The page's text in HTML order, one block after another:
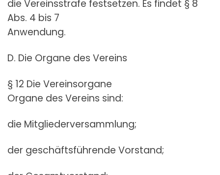
die Vereinsstrafe festsetzen. Es findet § 8
Abs. 4 bis 7
Anwendung.
D. Die Organe des Vereins
§ 12 Die Vereinsorgane
Organe des Vereins sind:
die Mitgliederversammlung;
der geschäftsführende Vorstand;